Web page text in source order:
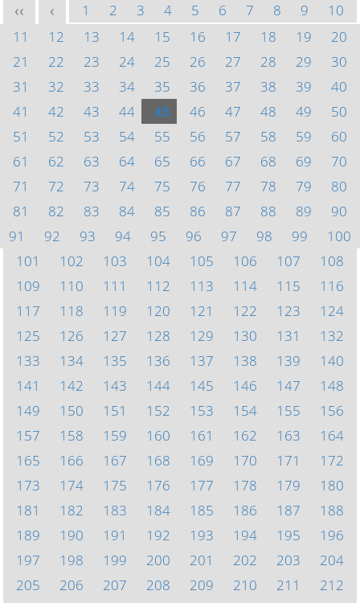
<< < 1 2 3 4 5 6 7 8 9
10
11
12 13 14 15 16 17 18 19
20
21
22 23 24 25 26 27 28 29
30
31
32 33 34 35 36 37 38 39
40
41
42 43 44 45 46 47 48 49
50
51
52 53 54 55 56 57 58 59
60
61
62 63 64 65 66 67 68 69
70
71
72 73 74 75 76 77 78 79
80
81
82 83 84 85 86 87 88 89
90
91
92 93 94 95 96 97 98 99
100
101
102 103 104 105 106 107
108
109
110 111 112 113 114 115
116
117
118 119 120 121 122 123
124
125
126 127 128 129 130 131
132
133
134 135 136 137 138 139
140
141
142 143 144 145 146 147
148
149
150 151 152 153 154 155
156
157
158 159 160 161 162 163
164
165
166 167 168 169 170 171
172
173
174 175 176 177 178 179
180
181
182 183 184 185 186 187
188
189
190 191 192 193 194 195
196
197
198 199 200 201 202 203
204
205
206 207 208 209 210 211
212